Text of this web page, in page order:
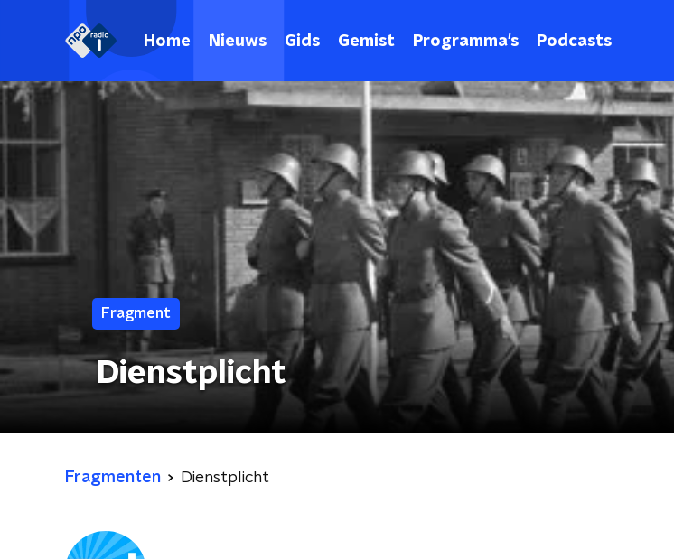
Home Nieuws Gids Gemist Programma's Podcasts
Fragment
Dienstplicht
Fragmenten Dienstplicht